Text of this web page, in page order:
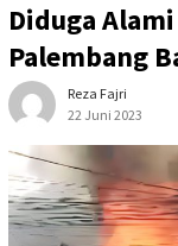
Diduga
Palembang
Reza Fajri
22 Juni 2023